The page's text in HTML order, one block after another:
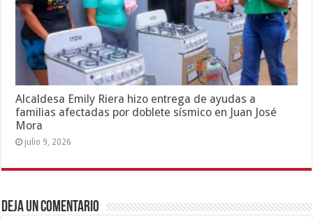
Alcaldesa Emily Riera hizo entrega de ayudas a
familias afectadas por doblete sísmico en Juan José
Mora
julio 9, 2026
Deja un comentario